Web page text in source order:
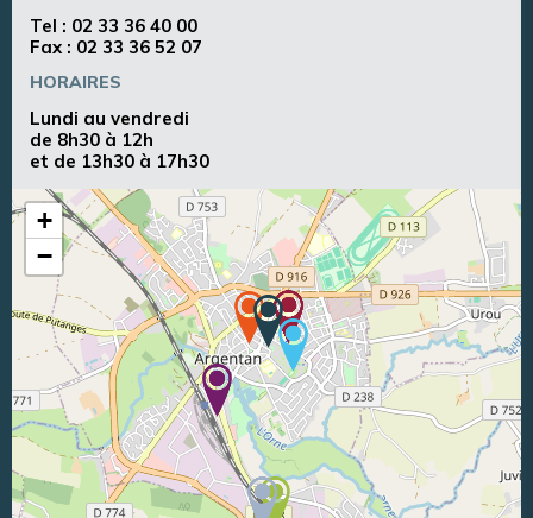
Tel : 02 33 36 40 00
Fax : 02 33 36 52 07
HORAIRES
Lundi au vendredi
de 8h30 à 12h
et de 13h30 à 17h30
+
−